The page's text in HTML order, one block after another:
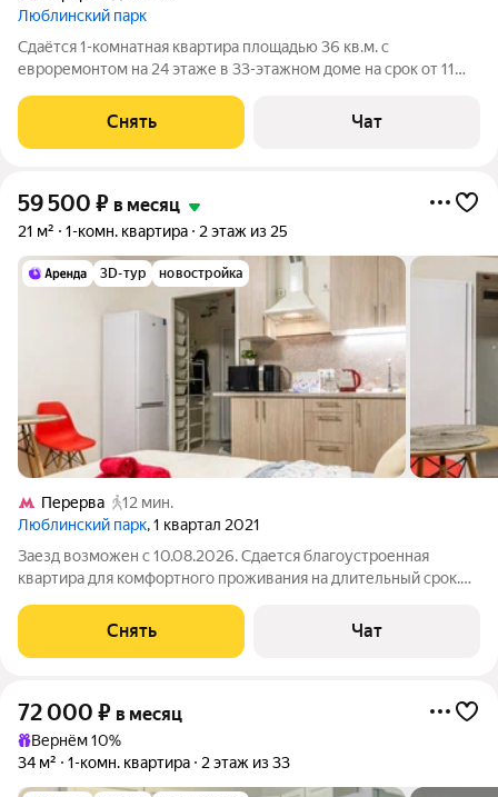
Люблинский парк
Сдаётся 1-комнатная квартира площадью 36 кв.м. с
евроремонтом на 24 этаже в 33-этажном доме на срок от 11
Стиральная машина Холодильник Посудомоечная машина
Кондиционер Микроволновка Дом -
Снять Чат
59 500 ₽ в месяц
21 м² 1-комн. квартира 2 этаж из 25
3D-тур новостройка
Перерва
12 мин.
Люблинский парк, 1 квартал 2021
Заезд возможен с 10.08.2026. Сдается благоустроенная
квартира для комфортного проживания на длительный срок.
окон открывается вид на развитый район. Есть места для сна,
работы, обеденная зона и
Снять Чат
72 000 ₽ в месяц
Вернём 10%
34 м²
1-комн. квартира 2 этаж из 33